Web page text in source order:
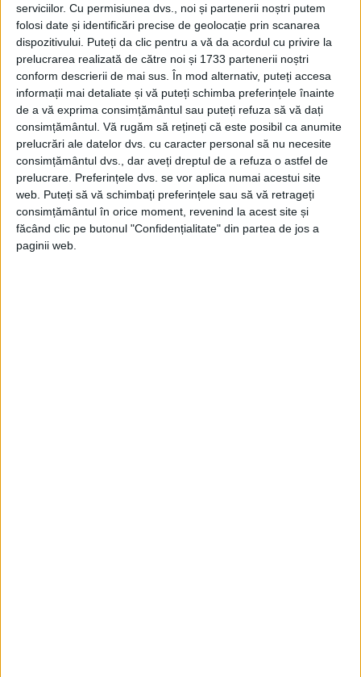
serviciilor. Cu permisiunea dvs., noi și partenerii noștri putem
folosi date și identificări precise de geolocație prin scanarea
dispozitivului. Puteți da clic pentru a vă da acordul cu privire la
prelucrarea realizată de către noi și 1733 partenerii noștri
conform descrierii de mai sus. În mod alternativ, puteți accesa
informații mai detaliate și vă puteți schimba preferințele înainte
de a vă exprima consimțământul sau puteți refuza să vă dați
consimțământul. Vă rugăm să rețineți că este posibil ca anumite
prelucrări ale datelor dvs. cu caracter personal să nu necesite
consimțământul dvs., dar aveți dreptul de a refuza o astfel de
prelucrare. Preferințele dvs. se vor aplica numai acestui site
web. Puteți să vă schimbați preferințele sau să vă retrageți
consimțământul în orice moment, revenind la acest site și
făcând clic pe butonul "Confidențialitate" din partea de jos a
paginii web.
Pentru că această neînţelegere între
credincioşii din cetatea marelui împărat
Constantin era păgubitoare Bisericii, un
episcop din acea vreme, şi anume Ioan cel
din cetatea Evhaitelor, prin arătare
dumnezeiască, s-a ridicat să împace cele
trei tabere de credincioşi.
Astfel, el a rânduit ca pe viitor, în ziua de 30
a lunii ianuarie, să se prăznuiască la un loc